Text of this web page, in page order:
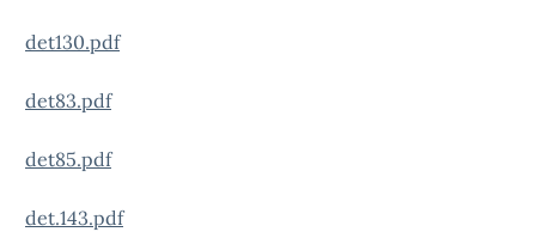
det130.pdf
det83.pdf
det85.pdf
det.143.pdf